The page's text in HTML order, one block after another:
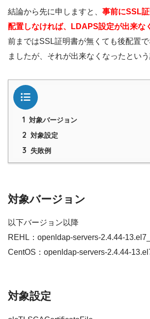
結論から先に申しますと、 事前にSSL
配置しなければ、LDAPS設定が出来な
前まではSSL証明書が無くても後配置
ましたが、それが出来なくなったという
目次
1 対象バージョン
2 対象設定
3 失敗例
対象バージョン
以下バージョン以降
REHL：openldap-servers-2.4.44-
CentOS：openldap-servers-2.4.44-
対象設定